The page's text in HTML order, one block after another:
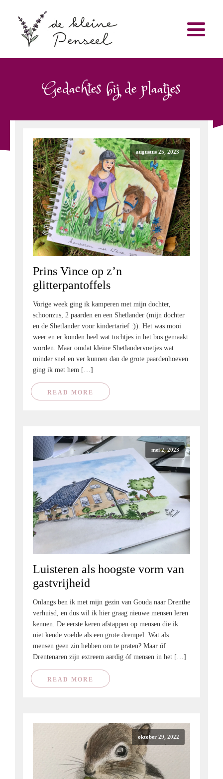
Gedachtes bij de plaatjes
augustus 25, 2023
Prins Vince op z’n
glitterpantoffels
Vorige week ging ik kamperen met mijn dochter,
schoonzus, 2 paarden en een Shetlander (mijn dochter
en de Shetlander voor kindertarief :)). Het was mooi
weer en er konden heel wat tochtjes in het bos gemaakt
worden. Maar omdat kleine Shetlandervoetjes wat
minder snel en ver kunnen dan de grote paardenhoeven
ging ik met hem […]
READ MORE
mei 2, 2023
Luisteren als hoogste vorm van
gastvrijheid
Onlangs ben ik met mijn gezin van Gouda naar Drenthe
verhuisd, en dus wil ik hier graag nieuwe mensen leren
kennen. De eerste keren afstappen op mensen die ik
niet kende voelde als een grote drempel. Wat als
mensen geen zin hebben om te praten? Maar óf
Drentenaren zijn extreem aardig óf mensen in het […]
READ MORE
oktober 29, 2022